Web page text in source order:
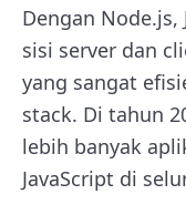
Dengan Node.js,
sisi server dan
yang sangat
stack. Di tahun
lebih banyak
JavaScript di